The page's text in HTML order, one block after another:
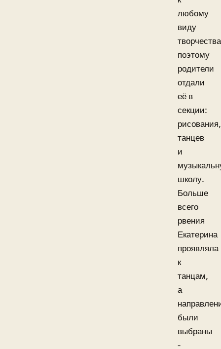
любому
виду
поэтому
родители
отдали
её в
секции:
рисования,
танцев
и
школу.
Больше
всего
рвения
Екатерина
проявляла
к
танцам,
а
были
выбраны
-